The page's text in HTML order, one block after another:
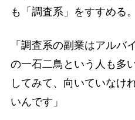
も「調査系」をすすめる。
「調査系の副業はアルバ
の一石二鳥という人も多
してみて、向いていなけ
いんです」